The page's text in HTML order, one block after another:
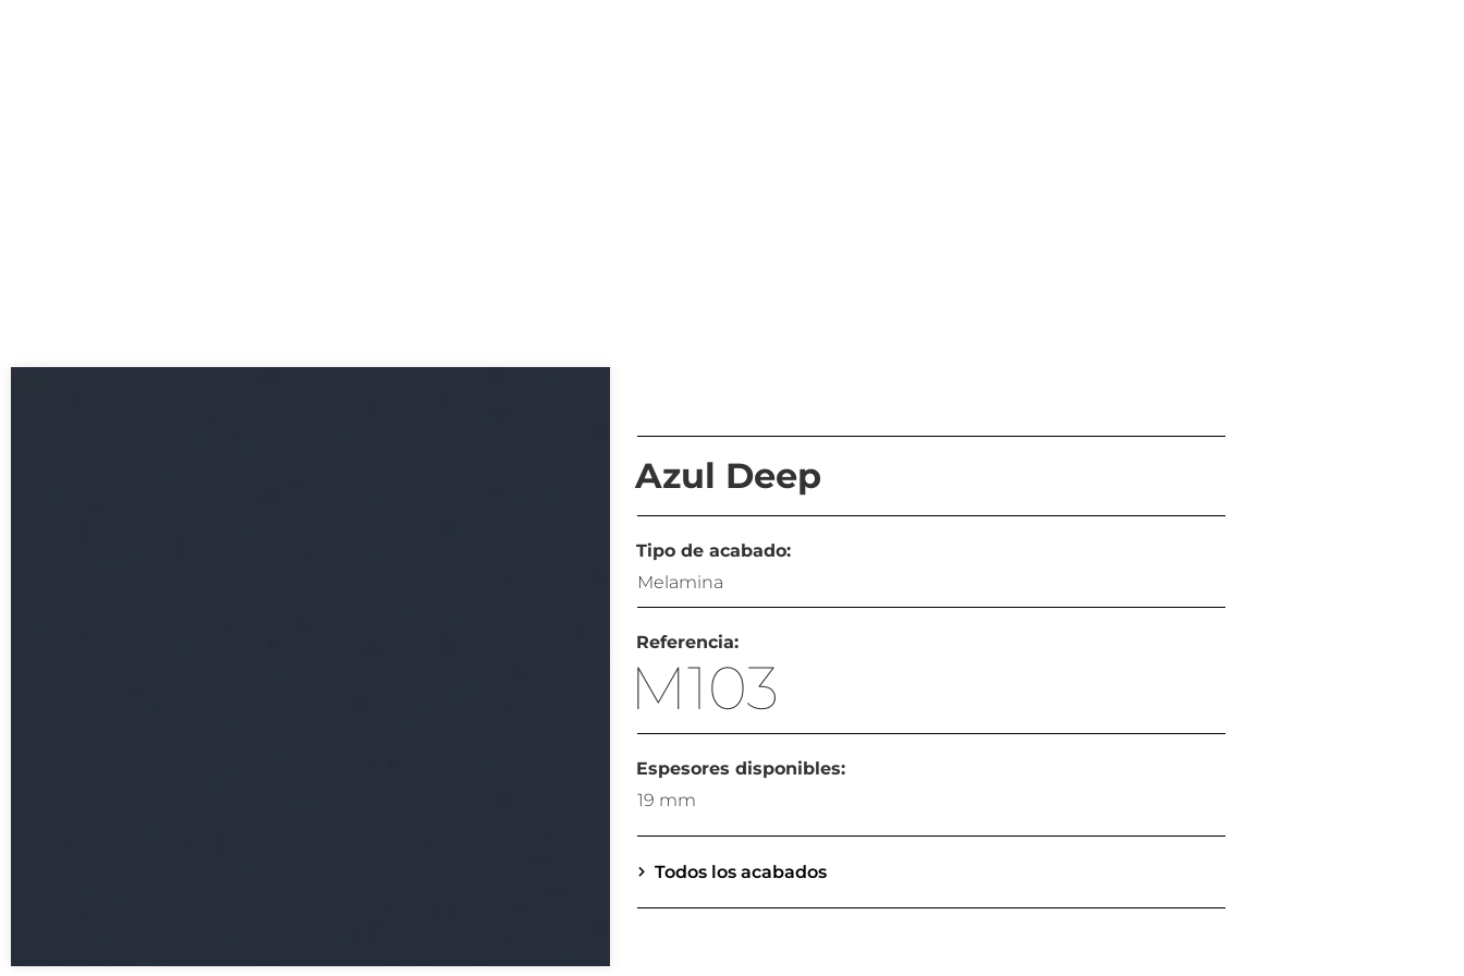
Azul Deep
Tipo de acabado:
Melamina
Referencia:
M103
Espesores disponibles:
19 mm
Todos los acabados